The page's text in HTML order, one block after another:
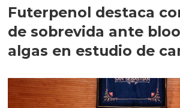
Futerpenol destaca
de sobrevida ante
algas en estudio de